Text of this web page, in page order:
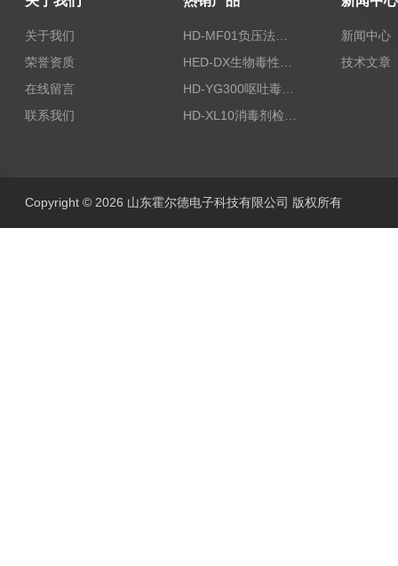
关于我们
荣誉资质
在线留言
联系我们
HD-MF01负压法密封性测试仪
新闻中心
技术文章
Copyright © 2026 山东霍尔德电子科技有限公司 版权所有